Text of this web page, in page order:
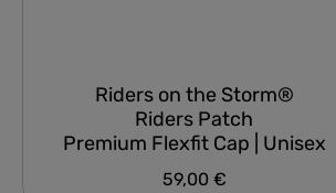
Riders on the Storm®
Riders Patch
Premium Flexfit Cap | Unisex
Regulärer Preis:
59,00 €